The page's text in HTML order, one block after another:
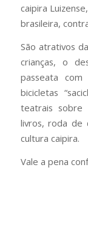
caipira
brasileira,
São atrativos
crianças, o
passeata
bicicletas
teatrais sobre
livros, roda de
cultura caipira.
Vale a pena